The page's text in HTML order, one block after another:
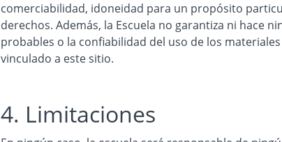
comerciabilidad, idoneidad para un propósito
derechos. Además, la Escuela no garantiza ni hace
probables o la confiabilidad del uso de los
vinculado a este sitio.
4. Limitaciones